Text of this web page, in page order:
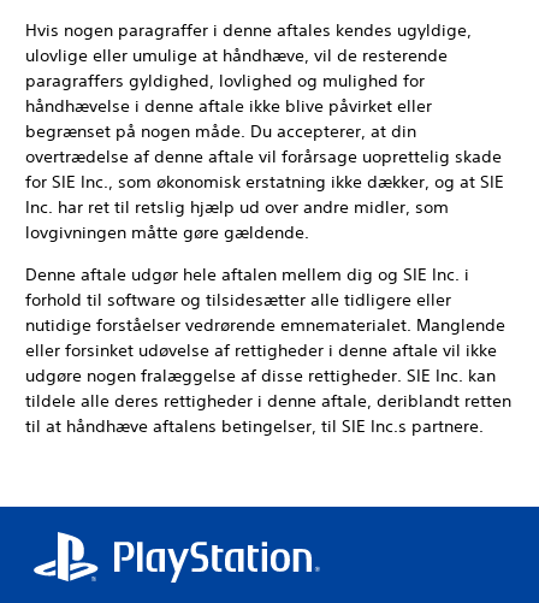
Hvis nogen paragraffer i denne aftales kendes ugyldige,
ulovlige eller umulige at håndhæve, vil de resterende
paragraffers gyldighed, lovlighed og mulighed for
håndhævelse i denne aftale ikke blive påvirket eller
begrænset på nogen måde. Du accepterer, at din
overtrædelse af denne aftale vil forårsage uoprettelig skade
for SIE Inc., som økonomisk erstatning ikke dækker, og at SIE
Inc. har ret til retslig hjælp ud over andre midler, som
lovgivningen måtte gøre gældende.
Denne aftale udgør hele aftalen mellem dig og SIE Inc. i
forhold til software og tilsidesætter alle tidligere eller
nutidige forståelser vedrørende emnematerialet. Manglende
eller forsinket udøvelse af rettigheder i denne aftale vil ikke
udgøre nogen fralæggelse af disse rettigheder. SIE Inc. kan
tildele alle deres rettigheder i denne aftale, deriblandt retten
til at håndhæve aftalens betingelser, til SIE Inc.s partnere.